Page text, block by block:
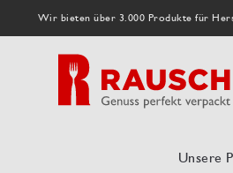
Wir bieten über 3.000 Produkte für
Unsere